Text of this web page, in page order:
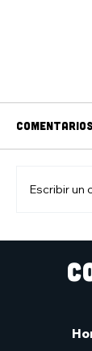
Feliz
Comentarios
Escribir un